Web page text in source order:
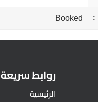
Booked
روابط سريعة
الرئيسية